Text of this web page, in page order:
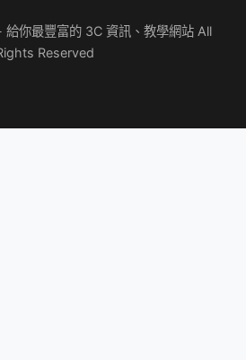
你最豐富的 3C 資訊、教學網站 All
Reserved